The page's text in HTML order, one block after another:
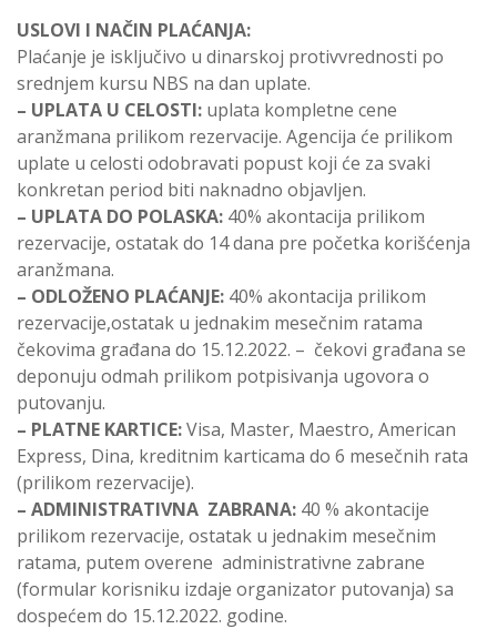
USLOVI I NAČIN PLAĆANJA:
Plaćanje je isključivo u dinarskoj protivvrednosti po
srednjem kursu NBS na dan uplate.
– UPLATA U CELOSTI: uplata kompletne cene
aranžmana prilikom rezervacije. Agencija će prilikom
uplate u celosti odobravati popust koji će za svaki
konkretan period biti naknadno objavljen.
– UPLATA DO POLASKA: 40% akontacija prilikom
rezervacije, ostatak do 14 dana pre početka korišćenja
aranžmana.
– ODLOŽENO PLAĆANJE: 40% akontacija prilikom
rezervacije,ostatak u jednakim mesečnim ratama
čekovima građana do 15.12.2022. – čekovi građana se
deponuju odmah prilikom potpisivanja ugovora o
putovanju.
– PLATNE KARTICE:Visa, Master, Maestro, American
Express, Dina, kreditnim karticama do 6 mesečnih rata
(prilikom rezervacije).
– ADMINISTRATIVNA ZABRANA: 40 % akontacije
prilikom rezervacije, ostatak u jednakim mesečnim
ratama, putem overene administrativne zabrane
(formular korisniku izdaje organizator putovanja) sa
dospećem do 15.12.2022. godine.